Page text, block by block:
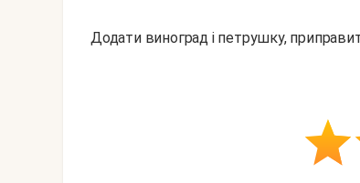
Додати виноград і петрушку,